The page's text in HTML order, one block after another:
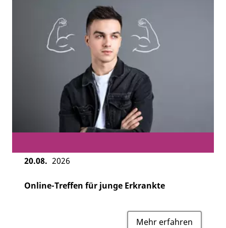
20.08. 2026
Online-Treffen für junge Erkrankte
Mehr erfahren